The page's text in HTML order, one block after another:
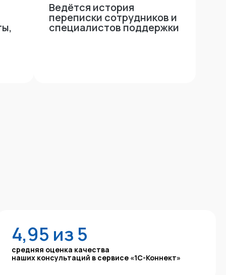
Ведётся история
переписки сотрудников и
специалистов поддержки
4,95 из 5
средняя оценка качества
наших консультаций в сервисе «1С-Коннект»